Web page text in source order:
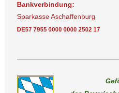
Bankverbindung:
Sparkasse Aschaffenburg
DE57 7955 0000 0000 2502 17